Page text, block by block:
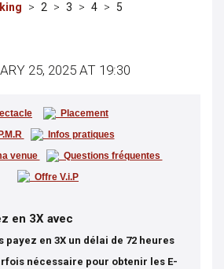
25, 2025 AT 19:30
Placement
Infos pratiques
venue
Questions fréquentes
Offre V.i.P
en 3X avec
payez en 3X un délai de 72 heures
nécessaire pour obtenir les E-